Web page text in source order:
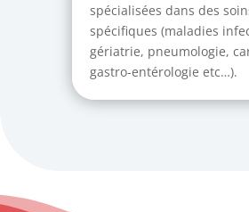
spécialisées dans des
spécifiques (maladies
gériatrie, pneumologie,
gastro-entérologie etc…).